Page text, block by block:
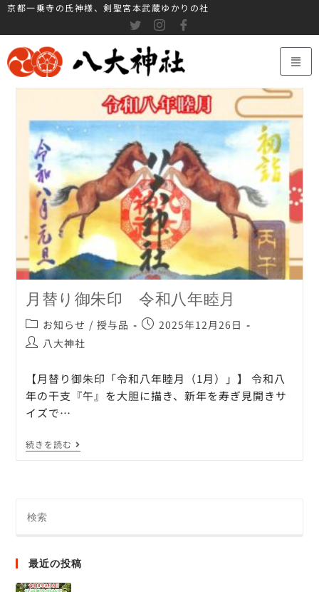
京都一乗寺の氏神様、剣聖宮本武蔵ゆかりの社
月替り御朱印 令和八年睦月
お知らせ / 授与品
2025年12月26日
八大神社
【月替り御朱印「令和八年睦月（1月）」】 令和八
年の干支『午』を大胆に描き、新年を寿ぎ見開きサ
イズで…
続きを読む
最近の投稿